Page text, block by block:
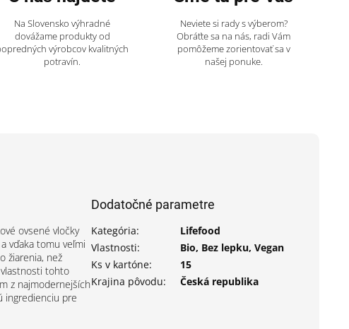
Na Slovensko výhradné
dovážame produkty od
výrobcov kvalitných
potravín.
Neviete si rady s výberom?
Obráťte sa na nás, radi Vám
pomôžeme zorientovať sa v
našej ponuke.
ovsené vločky
vďaka tomu veľmi
žiarenia, než
vlastnosti tohto
z najmodernejších
ingredienciu pre
Dodatočné parametre
Kategória:
Lifefood
Vlastnosti:
Bio, Bez lepku, Vegan
Ks v kartóne:
15
Krajina pôvodu: Česká republika